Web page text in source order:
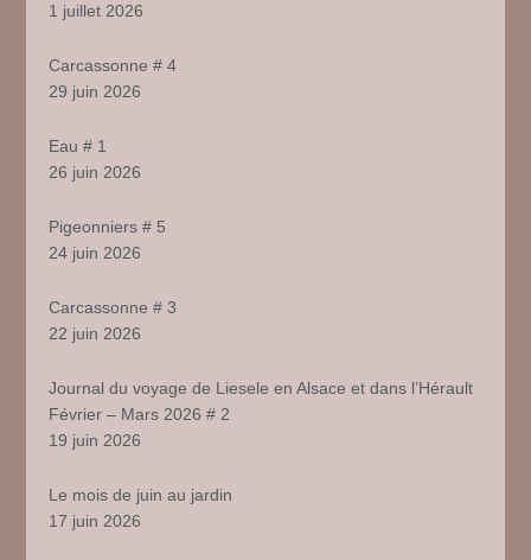
1 juillet 2026
Carcassonne # 4
29 juin 2026
Eau # 1
26 juin 2026
Pigeonniers # 5
24 juin 2026
Carcassonne # 3
22 juin 2026
Journal du voyage de Liesele en Alsace et dans l’Hérault
Février – Mars 2026 # 2
19 juin 2026
Le mois de juin au jardin
17 juin 2026